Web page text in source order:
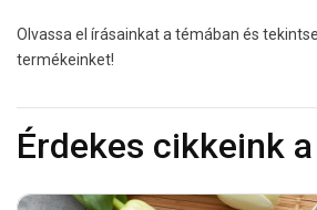
Olvassa el írásainkat a témában és
termékeinket!
Érdekes cikkeink